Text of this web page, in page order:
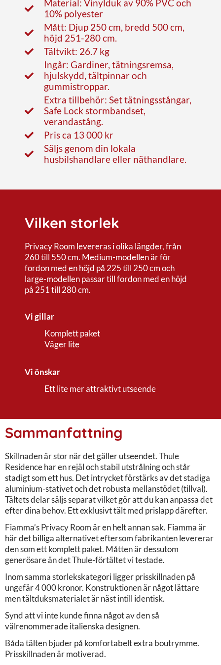
Material: Vinylduk av 90% PVC och
10% polyester
Mått: Djup 250 cm, bredd 500 cm,
höjd 251-280 cm.
Tältvikt: 26.7 kg
Ingår: Gardiner, tätningsremsa,
hjulskydd, tältpinnar och
gummistroppar.
Extra tillbehör: Set tätningsstångar,
Safe Lock stormbandset,
verandastång.
Pris ca 13 000 kr
Säljs genom din lokala
husbilshandlare eller näthandlare.
Vilken storlek
Privacy Room levereras i olika längder, från
260 till 550 cm. Medium-modellen är för
fordon med en höjd på 225 till 250 cm och
large-modellen passar till fordon med en höjd
på 251 till 280 cm.
Vi gillar
Komplett paket
Väger lite
Vi önskar
Ett lite mer attraktivt utseende
Sammanfattning
Skillnaden är stor när det gäller utseendet. Thule
Residence har en rejäl och stabil utstrålning och står
stadigt som ett hus. Det intrycket förstärks av det stadiga
aluminium-stativet och det robusta mellanstödet (tillval).
Tältets delar säljs separat vilket gör att du kan anpassa det
efter dina behov. Ett exklusivt tält med prislapp därefter.
Fiamma’s Privacy Room är en helt annan sak. Fiamma är
här det billiga alternativet eftersom fabrikanten levererar
den som ett komplett paket. Måtten är dessutom
generösare än det Thule-förtältet vi testade.
Inom samma storlekskategori ligger prisskillnaden på
ungefär 4 000 kronor. Konstruktionen är något lättare
men tältduksmaterialet är näst intill identisk.
Synd att vi inte kunde finna något av den så
välrenommerade italienska designen.
Båda tälten bjuder på komfortabelt extra boutrymme.
Prisskillnaden är motiverad.